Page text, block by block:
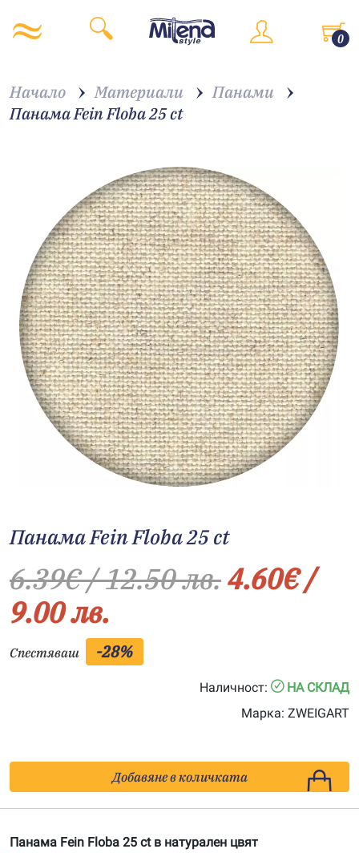
0
Начало Материали
Панами
Панама Fein Floba 25 ct
Панама Fein Floba 25 ct
6.39€/ 12.50 лв.4.60€/
9.00 лв.
Спестяваш -28%
Наличност:
НА СКЛАД
Марка: ZWEIGART
Добавяне в количката
Панама Fein Floba 25 ct в натурален цвят